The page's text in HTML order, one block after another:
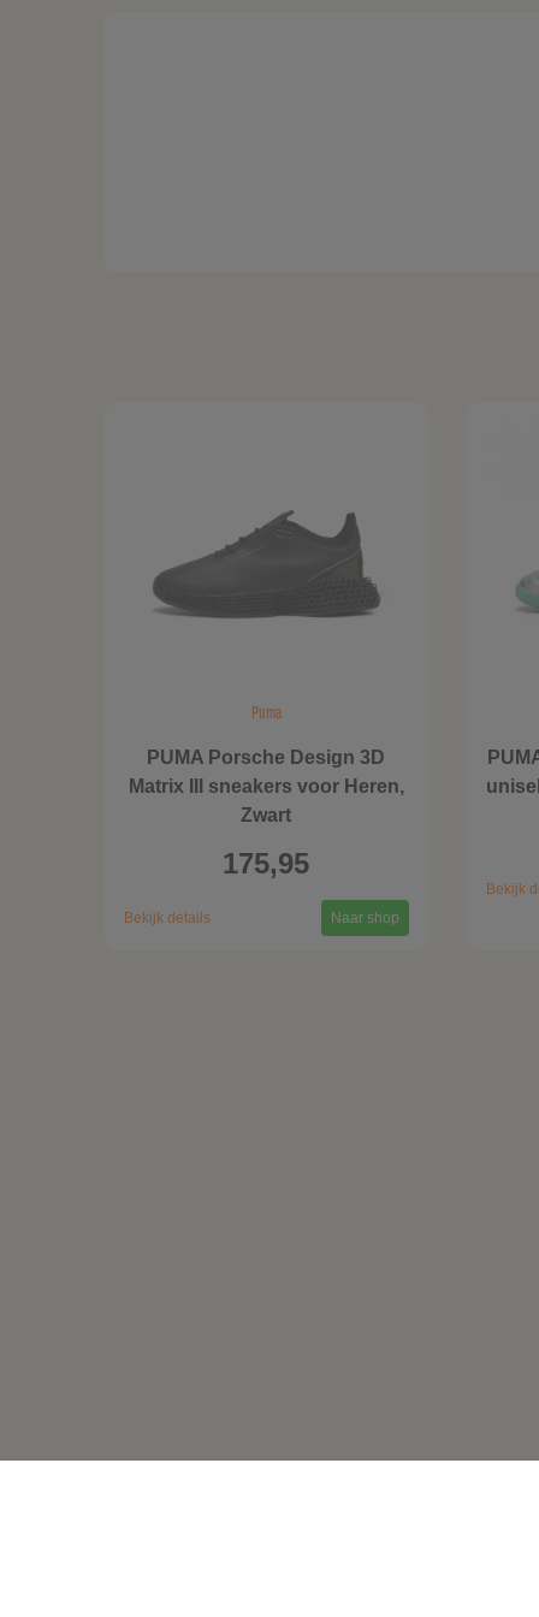
Puma
PUMA Porsche Design 3D
Matrix III sneakers voor Heren,
Zwart
175,95
Bekijk details Naar shop
Bekijk